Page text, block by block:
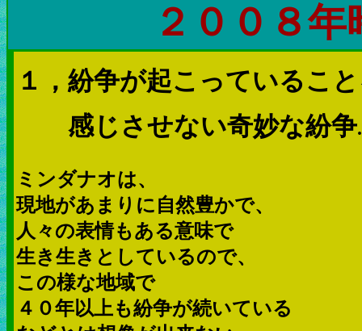
２００８
１，紛争が起こっているこ
感じさせない奇妙な紛争.
ミンダナオは、
現地があまりに自然豊かで、
人々の表情もある意味で
生き生きとしているので、
この様な地域で
４０年以上も紛争が続いている